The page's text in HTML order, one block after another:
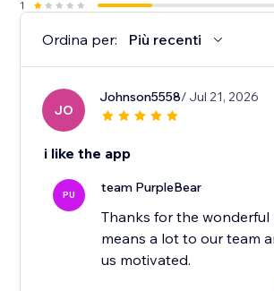
1
Ordina per: Più recenti
JO
Johnson5558/ Jul 21, 2026
i like the app
PU team PurpleBear
Thanks for the wonderful
means a lot to our team
us motivated.